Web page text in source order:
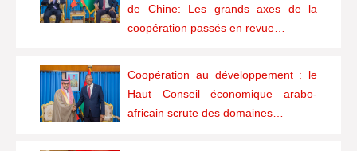
de Chine: Les grands axes de la
coopération passés en revue…
Coopération au développement : le
Haut Conseil économique arabo-
africain scrute des domaines…